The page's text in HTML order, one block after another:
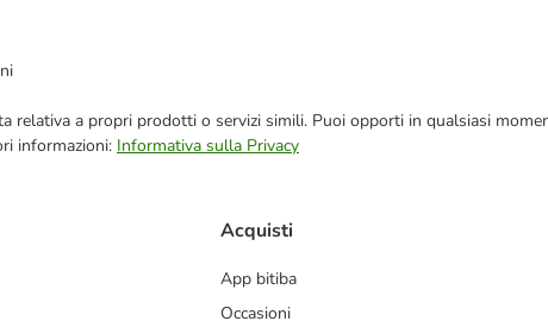
a propri prodotti o servizi simili. Puoi opporti in qualsiasi
informazioni: Informativa sulla Privacy
Acquisti
App bitiba
Occasioni